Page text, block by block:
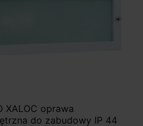
XALOC oprawa
do zabudowy IP 44